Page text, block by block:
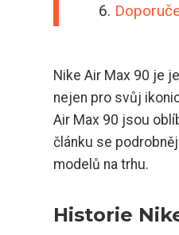
Nike Air Max 90 je
nejen pro svůj
Air Max 90 jsou
článku se
modelů na trhu.
Historie